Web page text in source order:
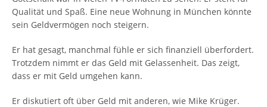
Qualität und Spaß. Eine neue Wohnung in München könnte
sein Geldvermögen noch steigern.
Er hat gesagt, manchmal fühle er sich finanziell überfordert.
Trotzdem nimmt er das Geld mit Gelassenheit. Das zeigt,
dass er mit Geld umgehen kann.
Er diskutiert oft über Geld mit anderen, wie Mike Krüger.